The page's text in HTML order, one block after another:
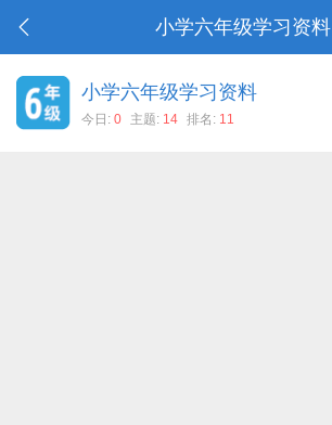
小学六年级学习资料
小学六年级学习资料
今日: 0 主题: 14 排名: 11